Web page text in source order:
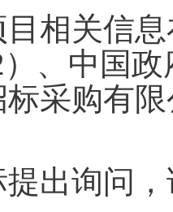
相关信
、中国
采购有
出询问